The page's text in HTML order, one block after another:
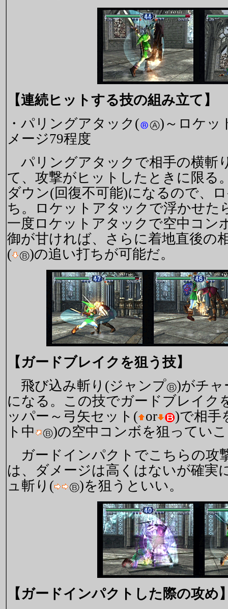
【連続ヒットする技の組み立て】
・パリングアタック(
)～ロケッ
メージ79程度
パリングアタックで相手の横斬
て、攻撃がヒットしたときに限る
ダウン(回復不可能)になるので、
ち。ロケットアタックで浮かせた
一度ロケットアタックで空中コン
御が甘ければ、さらに着地直後の
(
)の追い打ちが可能だ。
【ガードブレイクを狙う技】
飛び込み斬り(ジャンプ
)がチャ
になる。この技でガードブレイク
ッパー～弓矢セット( or
)で相手
ト中
)の空中コンボを狙ってい
ガードインパクトでこちらの攻
は、ダメージは高くはないが確実
ュ斬り(
)を狙うといい。
【ガードインパクトした際の攻め